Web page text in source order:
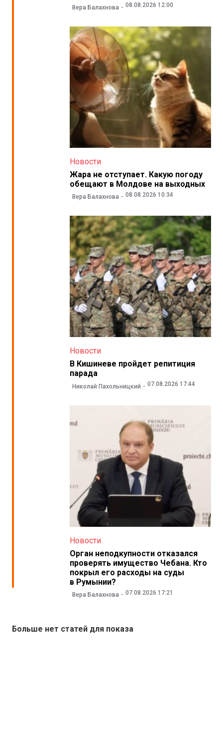
Вера Балахнова 08.08.2026 12:00
Новости
Жара не отступает. Какую погоду
обещают в Молдове на выходных
Вера Балахнова 08.08.2026 10:34
Новости
В Кишиневе пройдет репитиция
парада
Николай Пахольницкий 07.08.2026 17:44
Новости
Орган неподкупности отказался
проверять имущество Чебана. Кто
покрыл его расходы на суды
в Румынии?
Вера Балахнова 07.08.2026 17:21
Больше нет статей для показа